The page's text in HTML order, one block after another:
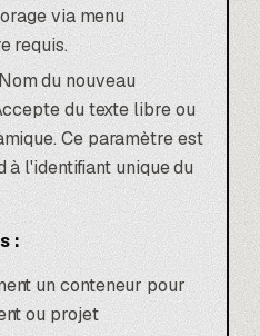
via menu
requis.
du nouveau
du texte libre ou
Ce paramètre est
à l'identifiant unique du
:
un conteneur pour
ou projet